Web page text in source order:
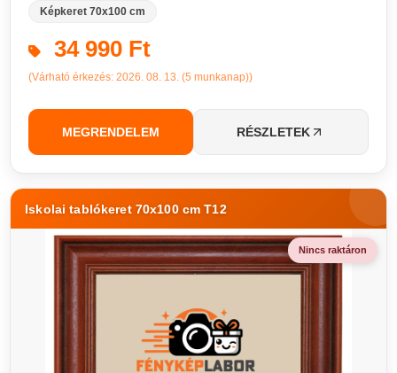
Képkeret 70x100 cm
34 990 Ft
(Várható érkezés: 2026. 08. 13. (5 munkanap))
MEGRENDELEM RÉSZLETEK
Iskolai tablókeret 70x100 cm T12
Nincs raktáron